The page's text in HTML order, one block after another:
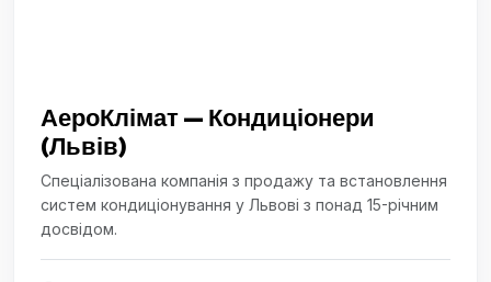
АероКлімат — Кондиціонери
(Львів)
Спеціалізована компанія з продажу та встановлення
систем кондиціонування у Львові з понад 15-річним
досвідом.